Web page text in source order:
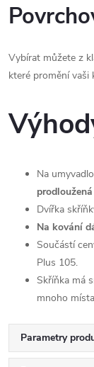
Vybírat můžete z
které promění
Na
Dvířka
Na kování
Součástí
Plus 105.
Skříňka má
mnoho
Parametry